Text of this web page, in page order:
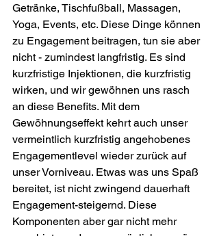
Getränke, Tischfußball, Massagen,
Yoga, Events, etc. Diese Dinge können
zu Engagement beitragen, tun sie aber
nicht - zumindest langfristig. Es sind
kurzfristige Injektionen, die kurzfristig
wirken, und wir gewöhnen uns rasch
an diese Benefits. Mit dem
Gewöhnungseffekt kehrt auch unser
vermeintlich kurzfristig angehobenes
Engagementlevel wieder zurück auf
unser Vorniveau. Etwas was uns Spaß
bereitet, ist nicht zwingend dauerhaft
Engagement-steigernd. Diese
Komponenten aber gar nicht mehr